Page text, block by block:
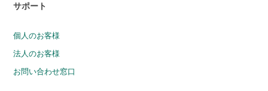
サポート
個人のお客様
法人のお客様
お問い合わせ窓口